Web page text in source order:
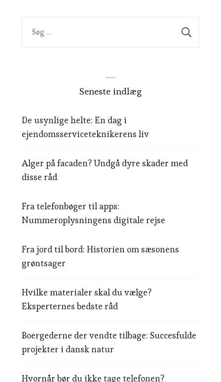
Seneste indlæg
De usynlige helte: En dag i
ejendomsserviceteknikerens liv
Alger på facaden? Undgå dyre skader med
disse råd
Fra telefonbøger til apps:
Nummeroplysningens digitale rejse
Fra jord til bord: Historien om sæsonens
grøntsager
Hvilke materialer skal du vælge?
Eksperternes bedste råd
Boergederne der vendte tilbage: Succesfulde
projekter i dansk natur
Hvornår bør du ikke tage telefonen?